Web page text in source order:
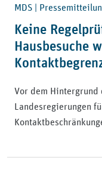
MDS |
Keine
Hausbesuche
Vor dem Hintergrund
Landesregierungen